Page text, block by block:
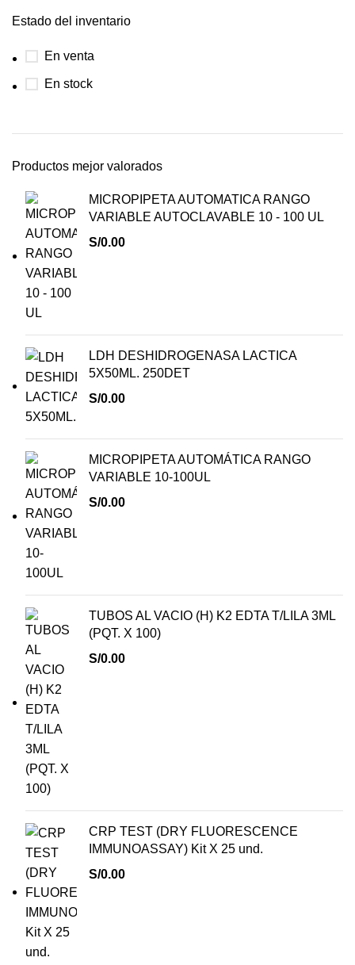
Estado del inventario
En venta
En stock
Productos mejor valorados
MICROPIPETA AUTOMATICA RANGO
VARIABLE AUTOCLAVABLE 10 - 100 UL
S/0.00
LDH DESHIDROGENASA LACTICA
5X50ML. 250DET
S/0.00
MICROPIPETA AUTOMÁTICA RANGO
VARIABLE 10-100UL
S/0.00
TUBOS AL VACIO (H) K2 EDTA T/LILA 3ML
(PQT. X 100)
S/0.00
CRP TEST (DRY FLUORESCENCE
IMMUNOASSAY) Kit X 25 und.
S/0.00